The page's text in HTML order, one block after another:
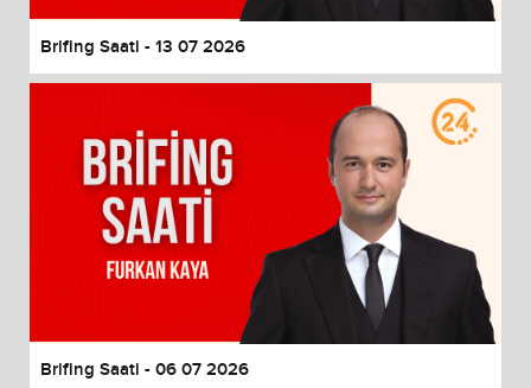
Brifing Saati - 13 07 2026
Brifing Saati - 06 07 2026